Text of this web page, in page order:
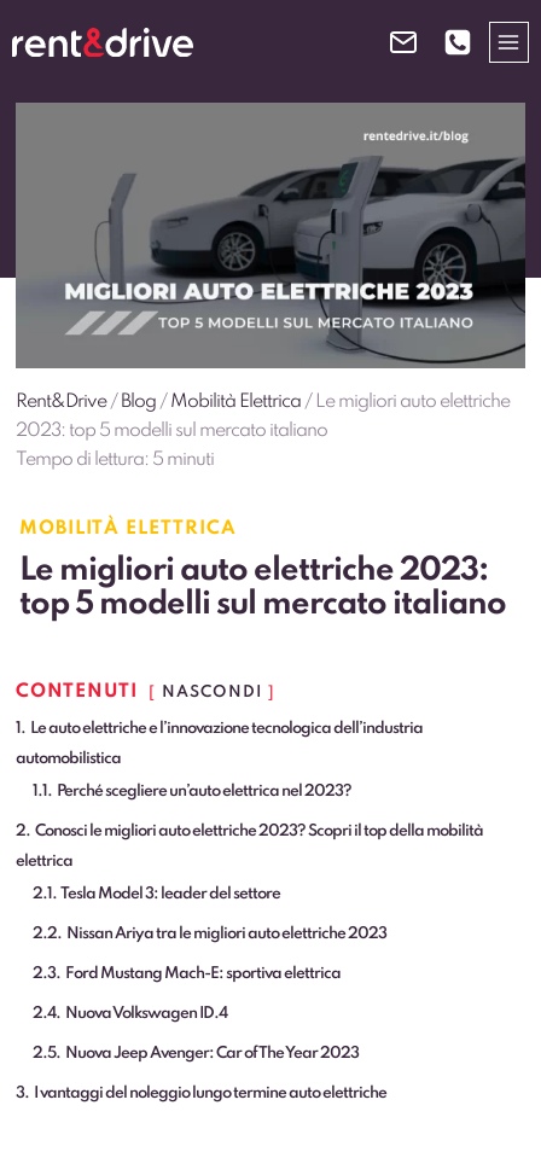
al
Rent&Drive/ Blog / Mobilità Elettrica / Le migliori auto elettriche
2023: top 5 modelli sul mercato italiano
Tempo di lettura: 5 minuti
MOBILITÀ ELETTRICA
Le migliori auto elettriche 2023:
top 5 modelli sul mercato italiano
CONTENUTI NASCONDI
Le auto elettriche e l’innovazione tecnologica dell’industria
automobilistica
1.1 Perché scegliere un’auto elettrica nel 2023?
2
Conosci le migliori auto elettriche 2023? Scopri il top della mobilità
elettrica
2.1 Tesla Model 3: leader del settore
2.2 Nissan Ariya tra le migliori auto elettriche 2023
2.3 Ford Mustang Mach-E: sportiva elettrica
2.4 Nuova Volkswagen ID.4
2.5 Nuova Jeep Avenger: Car of The Year 2023
3 I vantaggi del noleggio lungo termine auto elettriche